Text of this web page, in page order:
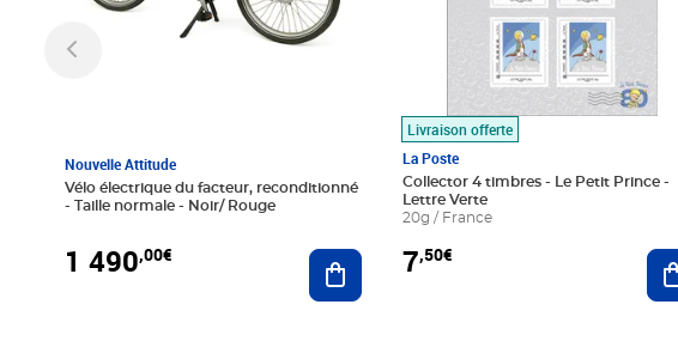
Nouvelle Attitude
Vélo électrique du facteur, reconditionné
- Taille normale - Noir/ Rouge
1 490,00€ Ajouter au panier
Livraison offerte
La Poste
Collector 4 timbres - Le Petit Prince -
Lettre Verte
20g / France
7,50€